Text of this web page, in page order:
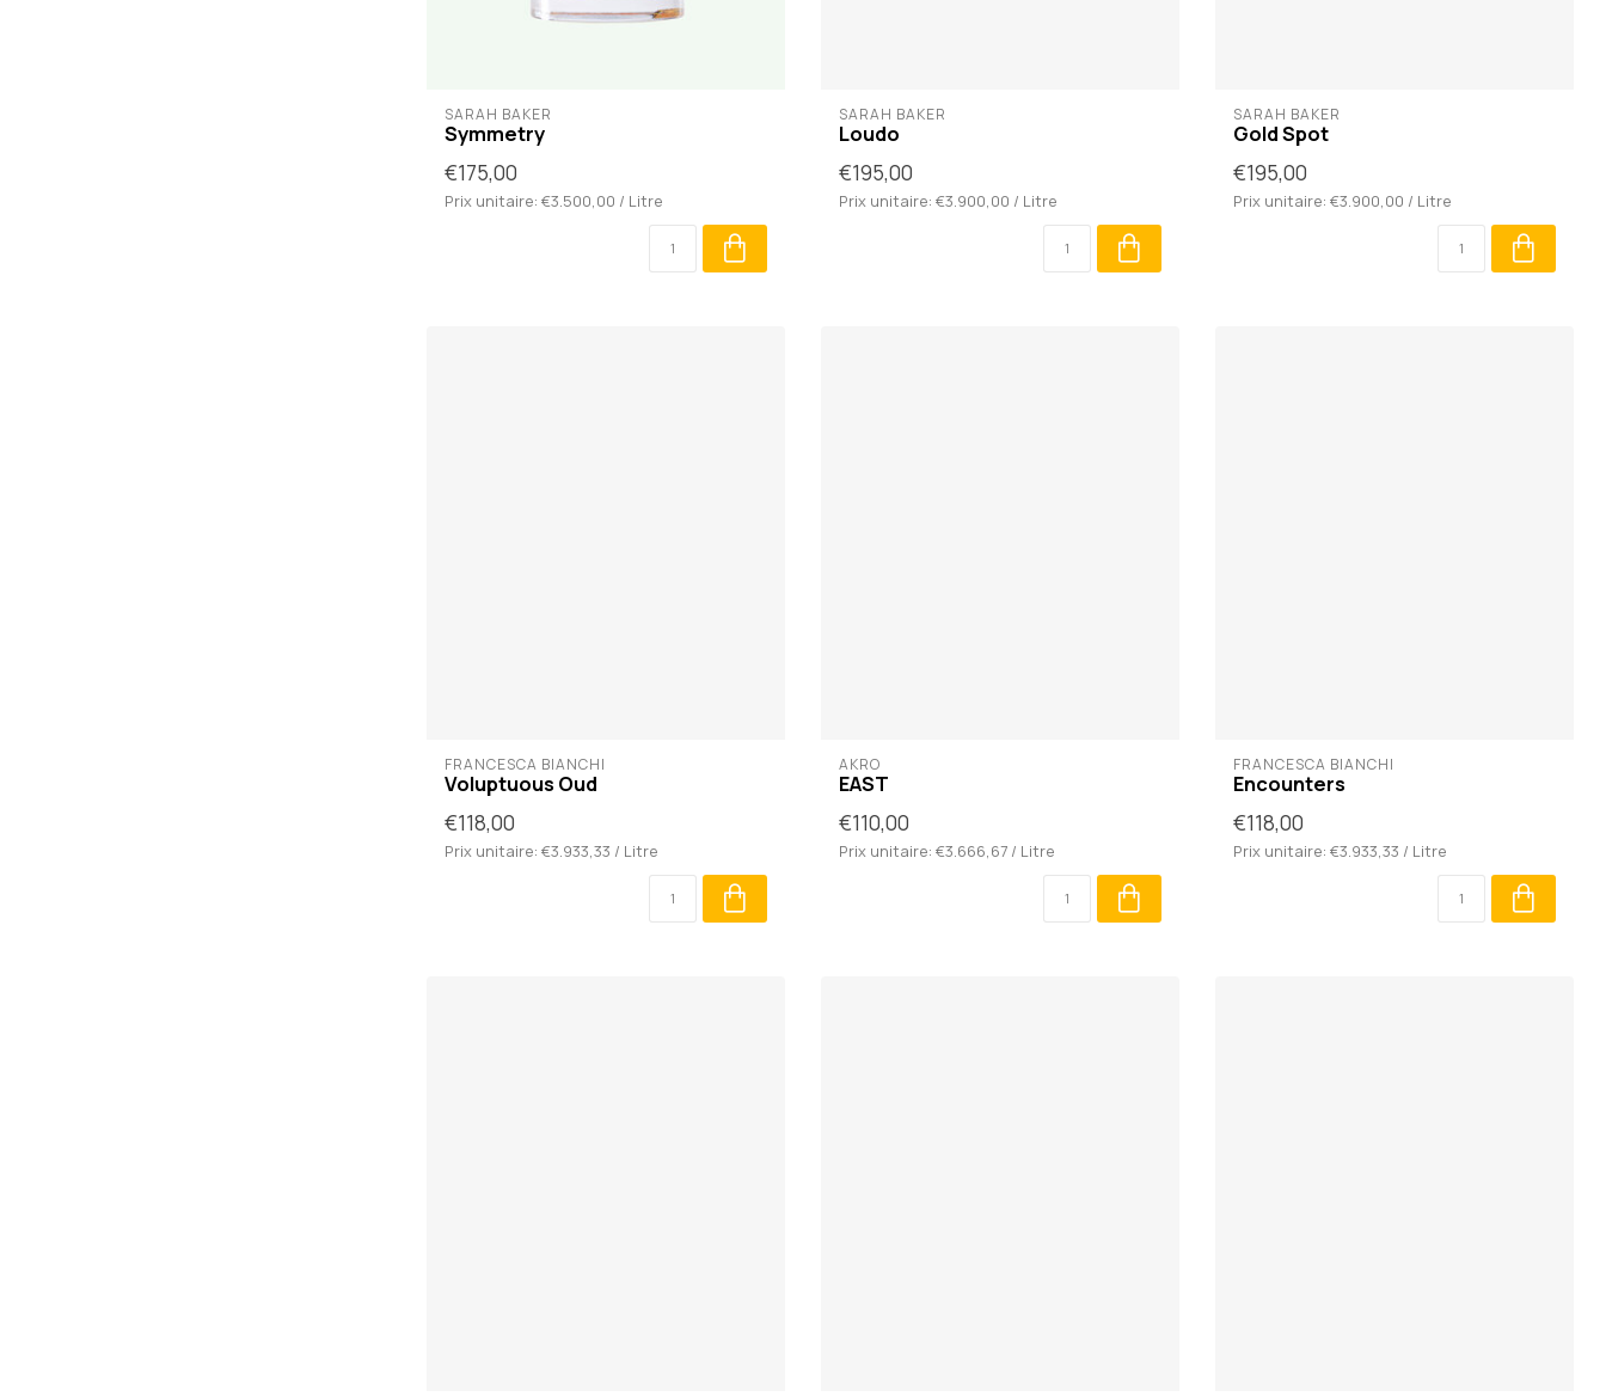
SARAH BAKER
Symmetry
€175,00
Prix unitaire: €3.500,00 / Litre
SARAH BAKER
Loudo
€195,00
Prix unitaire: €3.900,00 / Litre
SARAH BAKER
Gold Spot
€195,00
Prix unitaire: €3.900,00 / Litre
FRANCESCA BIANCHI
Voluptuous Oud
€118,00
Prix unitaire: €3.933,33 / Litre
AKRO
EAST
€110,00
Prix unitaire: €3.666,67 / Litre
FRANCESCA BIANCHI
Encounters
€118,00
Prix unitaire: €3.933,33 / Litre